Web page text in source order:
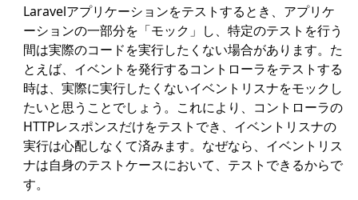
Laravelアプリケーションをテストするとき、アプリケ
ーションの一部分を「モック」し、特定のテストを行う
間は実際のコードを実行したくない場合があります。た
とえば、イベントを発行するコントローラをテストする
時は、実際に実行したくないイベントリスナをモックし
たいと思うことでしょう。これにより、コントローラの
HTTPレスポンスだけをテストでき、イベントリスナの
実行は心配しなくて済みます。なぜなら、イベントリス
ナは自身のテストケースにおいて、テストできるからで
す。